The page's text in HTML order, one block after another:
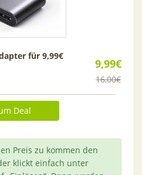
9,99€
16,00€
für 9,99€
Deal
Preis zu kommen den
klickt einfach unter